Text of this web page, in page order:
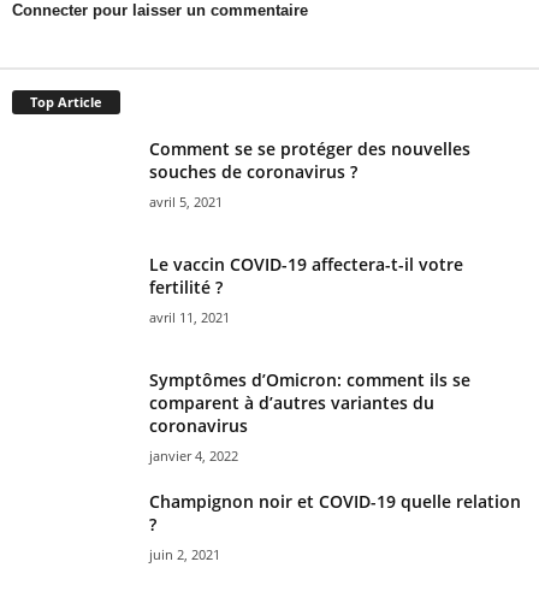
Connecter pour laisser un commentaire
Top Article
Comment se se protéger des nouvelles
souches de coronavirus ?
avril 5, 2021
Le vaccin COVID-19 affectera-t-il votre
fertilité ?
avril 11, 2021
Symptômes d’Omicron: comment ils se
comparent à d’autres variantes du
coronavirus
janvier 4, 2022
Champignon noir et COVID-19 quelle relation
?
juin 2, 2021